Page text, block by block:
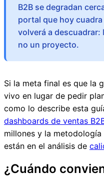
B2B se degradan
portal que hoy
volverá a descuadrar:
no un proyecto.
Si la meta final es que la
vivo en lugar de pedir
como lo describe esta
dashboards de ventas
millones y la
están en el análisis de
¿Cuándo